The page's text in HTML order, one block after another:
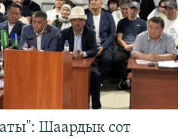
Шаардык сот